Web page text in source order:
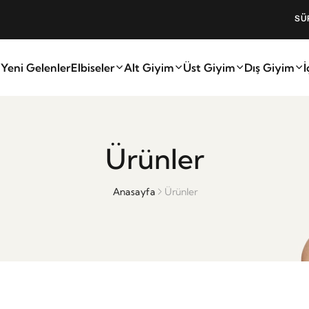
SÜPER FIRSAT! %20
Yeni GelenlerElbiseler Alt Giyim Üst Giyim Dış Giyim
Ürünler
Anasayfa Ürünler